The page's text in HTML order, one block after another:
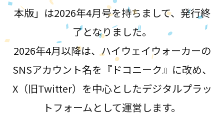
本版」は2026年4月号を持ちまして、発行終
了となりました。
2026年4月以降は、ハイウェイウォーカーの
SNSアカウント名を『ドコニーク』に改め、
X（旧Twitter）を中心としたデジタルプラッ
トフォームとして運営します。